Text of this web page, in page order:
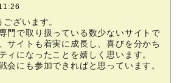
ざいます。
門で取り扱っている数少ないサイトで
サイトも着実に成長し、喜びを分かち
ィになったことを嬉しく思います。
会にも参加できればと思っています。